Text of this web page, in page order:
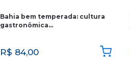
Bahia bem temperada: cultura
gastronômica…
R$ 84,00